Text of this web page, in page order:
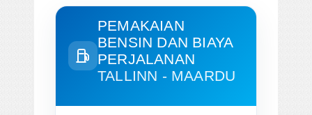
PEMAKAIAN
BENSIN DAN BIAYA
PERJALANAN
TALLINN - MAARDU